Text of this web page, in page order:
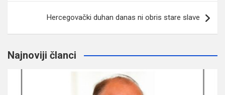
Hercegovački duhan danas ni obris stare slave
Najnoviji članci